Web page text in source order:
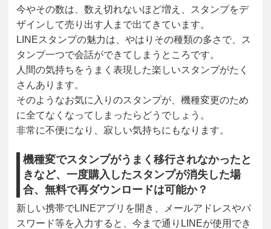
今やその数は、数え切れないほど増え、スタンプをデ
ザインして売り出す人まで出てきています。
LINEスタンプの魅力は、やはりその種類の多さで、ス
タンプ一つで会話ができてしまうところです。
人間の気持ちをうまく表現した楽しいスタンプがたく
さんあります。
そのようなお気に入りのスタンプが、機種変更のため
に全てなくなってしまったらどうでしょう。
非常に不便になり、寂しい気持ちにもなります。
機種変でスタンプがうまく移行されなかったと
きなど、一度購入したスタンプが消失した場
合、無料で再ダウンロードは可能か？
新しい携帯でLINEアプリを開き、メールアドレスやパ
スワード等を入力すると、今まで通りLINEが使用でき